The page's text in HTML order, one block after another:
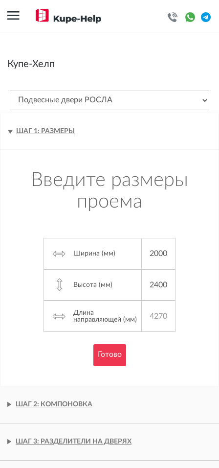
Купе-Хелп
ШАГ 1: РАЗМЕРЫ
Введите размеры
проема
Ширина (мм)
Высота (мм)
Длина
направляющей (мм)
Готово
ШАГ 2: КОМПОНОВКА
ШАГ 3: РАЗДЕЛИТЕЛИ НА ДВЕРЯХ